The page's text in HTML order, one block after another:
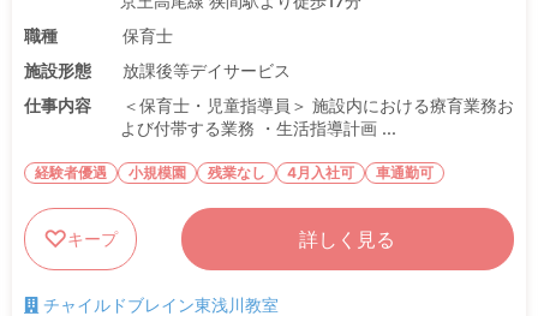
職種
保育士
施設形態
放課後等デイサービス
仕事内容
＜保育士・児童指導員＞ 施設内における療育業務お
よび付帯する業務 ・生活指導計画 ...
経験者優遇 小規模園 残業なし 4月入社可 車通勤可
キープ 詳しく見る
チャイルドブレイン東浅川教室